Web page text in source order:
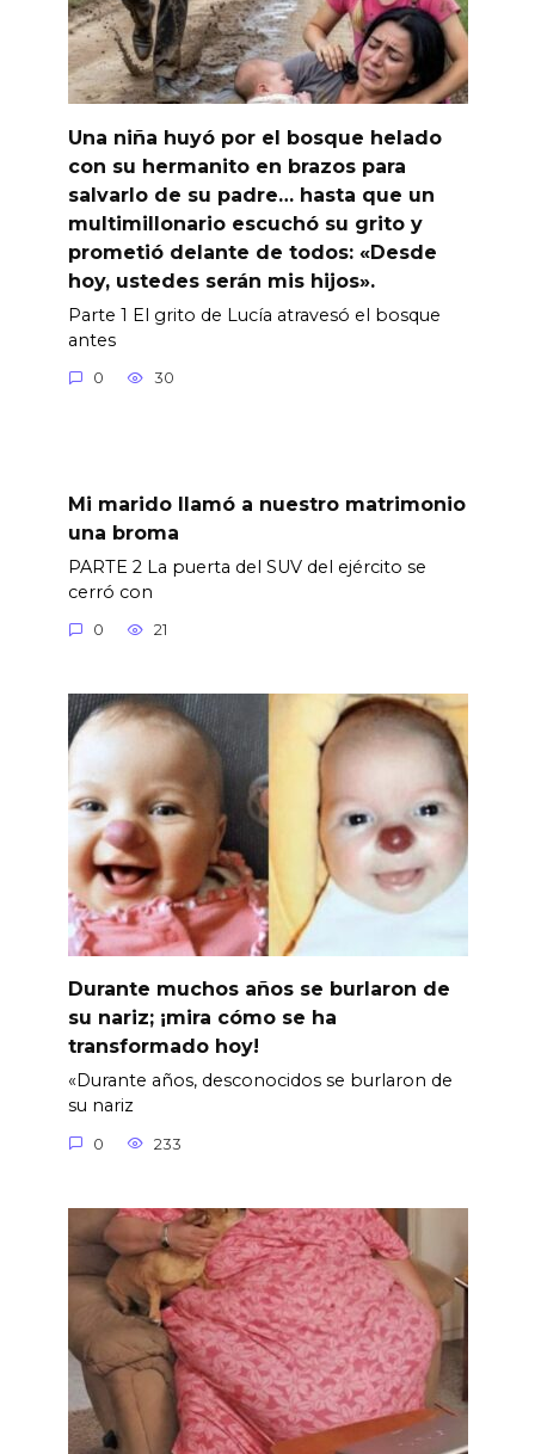
Una niña huyó por el bosque helado
con su hermanito en brazos para
salvarlo de su padre… hasta que un
multimillonario escuchó su grito y
prometió delante de todos: «Desde
hoy, ustedes serán mis hijos».
Parte 1 El grito de Lucía atravesó el bosque
antes
0 30
Mi marido llamó a nuestro matrimonio
una broma
PARTE 2 La puerta del SUV del ejército se
cerró con
0 21
Durante muchos años se burlaron de
su nariz; ¡mira cómo se ha
transformado hoy!
«Durante años, desconocidos se burlaron de
su nariz
0 233